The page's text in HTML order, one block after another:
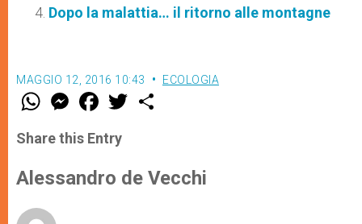
Dopo la malattia… il ritorno alle montagne
MAGGIO 12, 2016 10:43 ECOLOGIA
W
t
s
p
p
M
e
s
e
g
e
F
a
e
b
o
k
w
r
Share this Entry
Alessandro de Vecchi